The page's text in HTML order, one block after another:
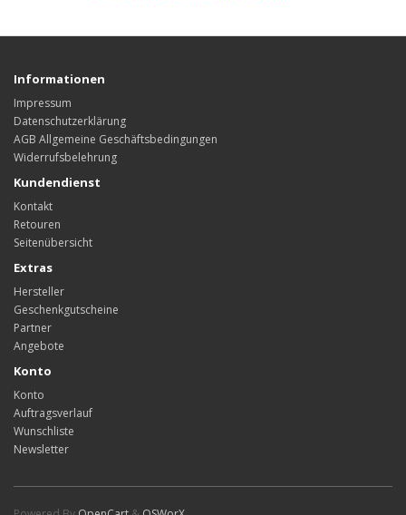
Informationen
Impressum
Datenschutzerklärung
AGB Allgemeine Geschäftsbedingungen
Widerrufsbelehrung
Kundendienst
Kontakt
Retouren
Seitenübersicht
Extras
Hersteller
Geschenkgutscheine
Partner
Angebote
Konto
Konto
Auftragsverlauf
Wunschliste
Newsletter